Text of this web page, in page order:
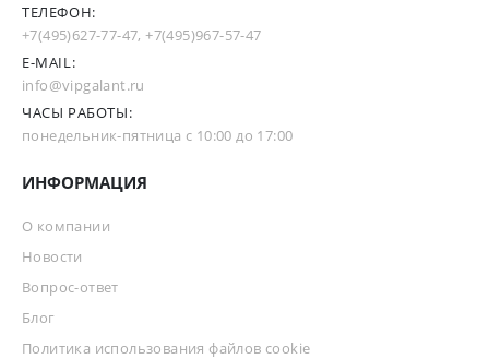
ТЕЛЕФОН:
+7(495)627-77-47,+7(495)967-57-47
E-MAIL:
info@vipgalant.ru
ЧАСЫ РАБОТЫ:
понедельник-пятница с 10:00 до 17:00
ИНФОРМАЦИЯ
О компании
Новости
Вопрос-ответ
Блог
Политика использования файлов cookie